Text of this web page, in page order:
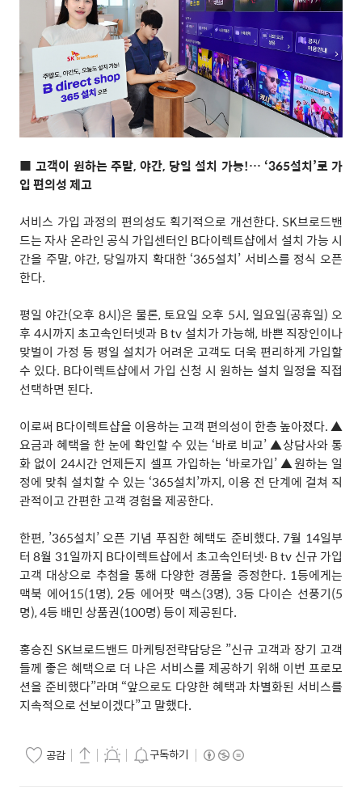
■고객이 원하는주말,야간, 당일 설치 가능!… ‘365설치’로 가
입 편의성 제고
서비스 가입 과정의 편의성도 획기적으로 개선한다. SK브로드밴
드는 자사 온라인 공식 가입센터인 B다이렉트샵에서 설치 가능 시
간을 주말, 야간, 당일까지 확대한 ‘365설치’ 서비스를 정식 오픈
한다.
평일 야간(오후 8시)은 물론,토요일 오후 5시, 일요일(공휴일) 오
후 4시까지 초고속인터넷과 B tv 설치가 가능해, 바쁜 직장인이나
맞벌이 가정 등 평일 설치가 어려운 고객도 더욱 편리하게 가입할
수 있다. B다이렉트샵에서 가입 신청 시 원하는 설치 일정을 직접
선택하면 된다.
이로써 B다이렉트샵을 이용하는 고객 편의성이 한층 높아졌다.▲
요금과 혜택을 한 눈에 확인할 수 있는 ‘바로 비교’▲상담사와 통
화 없이 24시간 언제든지 셀프 가입하는 ‘바로가입’▲원하는 일
정에 맞춰 설치할 수 있는 ‘365설치’까지, 이용 전 단계에 걸쳐 직
관적이고 간편한 고객 경험을 제공한다.
한편, ’365설치’오픈 기념 푸짐한 혜택도 준비했다. 7월 14일부
터8월 31일까지 B다이렉트샵에서 초고속인터넷∙ B tv 신규 가입
고객 대상으로 추첨을 통해 다양한 경품을 증정한다. 1등에게는
맥북 에어15(1명), 2등 에어팟 맥스(3명), 3등 다이슨 선풍기(5
명), 4등 배민 상품권(100명)등이 제공된다.
홍승진 SK브로드밴드 마케팅전략담당은 ”신규 고객과 장기 고객
들께 좋은 혜택으로 더 나은 서비스를 제공하기 위해 이번 프로모
션을 준비했다”라며 “앞으로도 다양한 혜택과 차별화된 서비스를
지속적으로 선보이겠다”고 말했다.
공감 구독하기